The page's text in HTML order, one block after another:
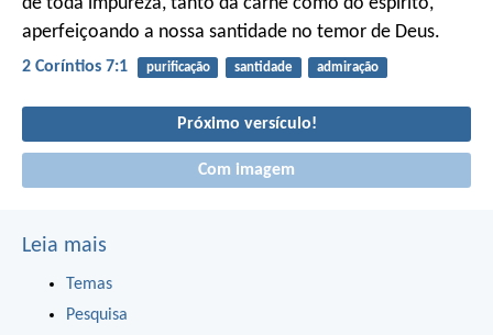
aperfeiçoando a nossa santidade no temor de Deus.
2 Coríntios 7:1 purificação santidade admiração
Próximo versículo!
Com imagem
Leia mais
Temas
Pesquisa